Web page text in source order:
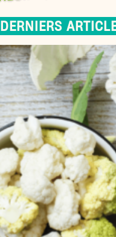
DERNIERS